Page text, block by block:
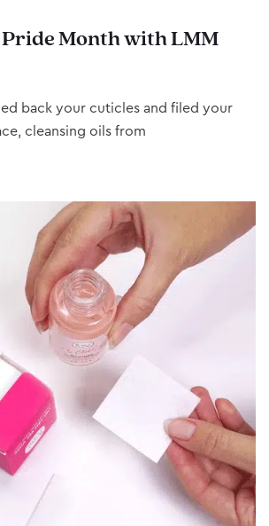
Month with LMM
back your cuticles and filed your
cleansing oils from